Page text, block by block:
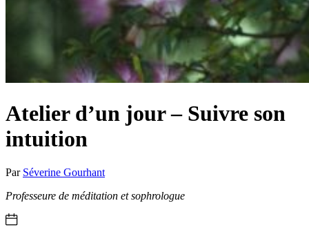
Atelier d’un jour – Suivre son
intuition
Par Séverine Gourhant
Professeure de méditation et sophrologue